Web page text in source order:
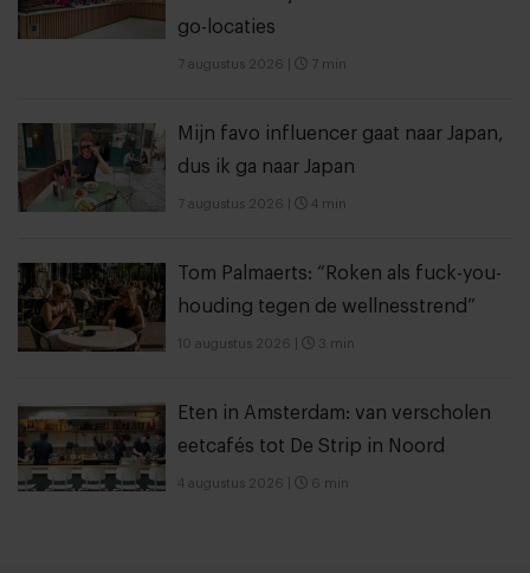
go-locaties
7 augustus 2026 7 min
Mijn favo influencer gaat naar Japan,
dus ik ga naar Japan
7 augustus 2026 4 min
Tom Palmaerts: “Roken als fuck-you-
houding tegen de wellnesstrend”
10 augustus 2026 3 min
Eten in Amsterdam: van verscholen
eetcafés tot De Strip in Noord
4 augustus 2026 6 min